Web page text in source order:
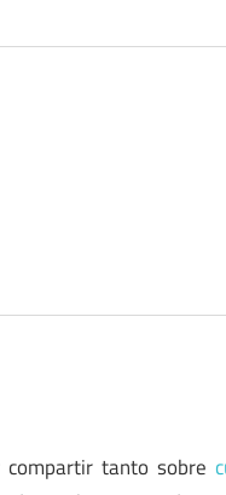
tanto sobre